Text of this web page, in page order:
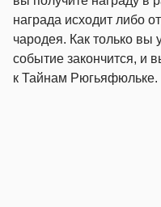
награда исходит либо
чародея. Как только вы
событие закончится, и
к Тайнам Рюгьяфюльке.